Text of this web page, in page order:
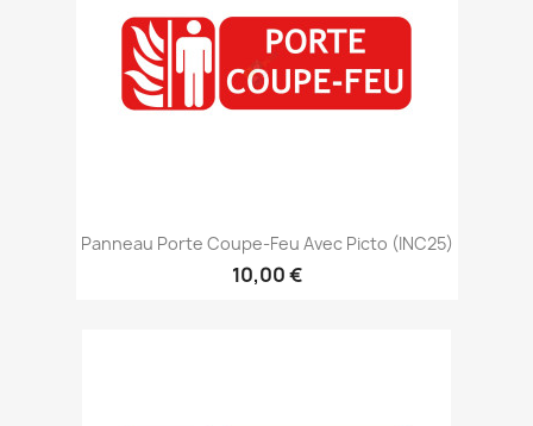
Panneau Porte Coupe-Feu Avec Picto (INC25)
10,00 €